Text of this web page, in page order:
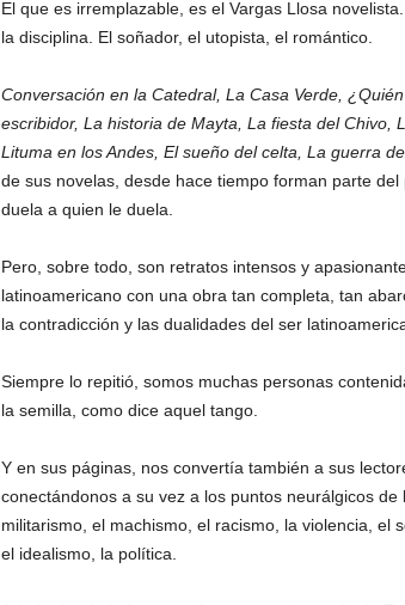
El que es irremplazable, es el Vargas Llosa
la disciplina. El soñador, el utopista, el romántico.
Conversación en la Catedral, La Casa Verde,
escribidor, La historia de Mayta, La fiesta del Chivo,
Lituma en los Andes, El sueño del celta, La guerra
de sus novelas, desde hace tiempo forman parte
duela a quien le duela.
Pero, sobre todo, son retratos intensos y
latinoamericano con una obra tan completa, tan
la contradicción y las dualidades del ser
Siempre lo repitió, somos muchas personas
la semilla, como dice aquel tango.
Y en sus páginas, nos convertía también a sus
conectándonos a su vez a los puntos neurálgicos
militarismo, el machismo, el racismo, la violencia, el
el idealismo, la política.